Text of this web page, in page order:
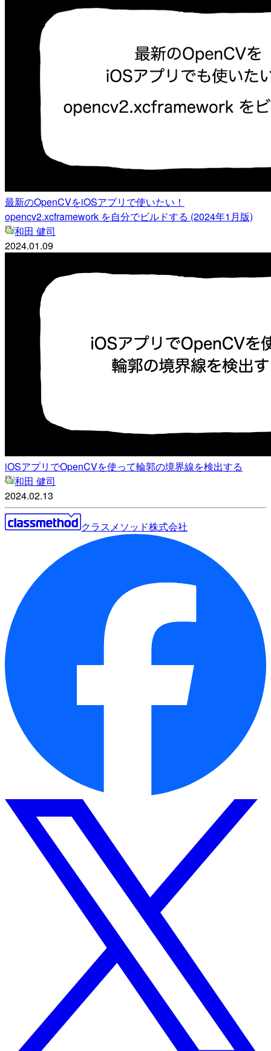
最新のOpenCVをiOSアプリで使いたい！
opencv2.xcframework を自分でビルドする (2024年1月版)
和田 健司
2024.01.09
iOSアプリでOpenCVを使って輪郭の境界線を検出する
和田 健司
2024.02.13
クラスメソッド株式会社